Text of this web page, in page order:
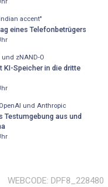
accent"
eines Telefonbetrügers
zNAND-O
KI-Speicher in die dritte
und Anthropic
Testumgebung aus und
WEBCODE DPF8_228480